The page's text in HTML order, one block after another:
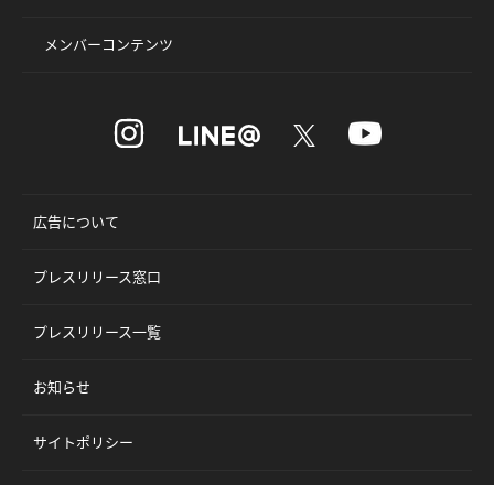
メンバーコンテンツ
広告について
プレスリリース窓口
プレスリリース一覧
お知らせ
サイトポリシー